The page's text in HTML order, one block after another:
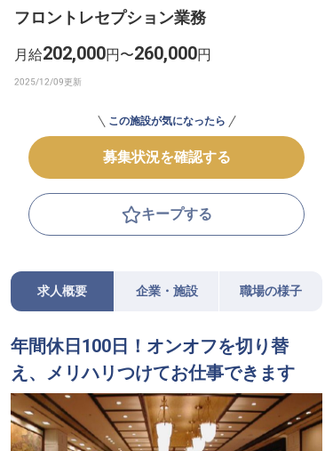
フロントレセプション業務
月給202,000円〜260,000円
この施設が気になったら
募集状況を確認する
キープする
求人概要 企業・施設 職場の様子
年間休日100日！オンオフを切り替
え、メリハリつけてお仕事できます